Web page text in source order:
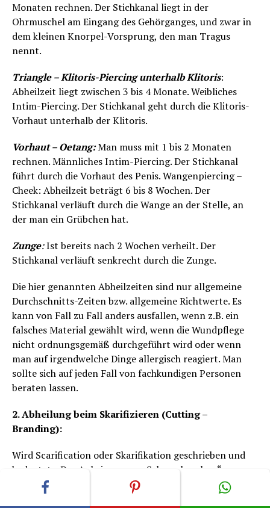
Monaten rechnen. Der Stichkanal liegt in der
Ohrmuschel am Eingang des Gehörganges, und zwar in
dem kleinen Knorpel-Vorsprung, den man Tragus
nennt.
Triangle – Klitoris-Piercing unterhalb Klitoris:
Abheilzeit liegt zwischen 3 bis 4 Monate. Weibliches
Intim-Piercing. Der Stichkanal geht durch die Klitoris-
Vorhaut unterhalb der Klitoris.
Vorhaut – Oetang:Man muss mit 1 bis 2 Monaten
rechnen. Männliches Intim-Piercing. Der Stichkanal
führt durch die Vorhaut des Penis. Wangenpiercing –
Cheek: Abheilzeit beträgt 6 bis 8 Wochen. Der
Stichkanal verläuft durch die Wange an der Stelle, an
der man ein Grübchen hat.
Zunge:Ist bereits nach 2 Wochen verheilt. Der
Stichkanal verläuft senkrecht durch die Zunge.
Die hier genannten Abheilzeiten sind nur allgemeine
Durchschnitts-Zeiten bzw. allgemeine Richtwerte. Es
kann von Fall zu Fall anders ausfallen, wenn z.B. ein
falsches Material gewählt wird, wenn die Wundpflege
nicht ordnungsgemäß durchgeführt wird oder wenn
man auf irgendwelche Dinge allergisch reagiert. Man
sollte sich auf jeden Fall von fachkundigen Personen
beraten lassen.
2. Abheilung beim Skarifizieren (Cutting –
Branding):
Wird Scarification oder Skarifikation geschrieben und
bedeutet: „Das Anbringen von Schmucknarben“.
Das kann geschehen durch Cutting (schneiden) oder